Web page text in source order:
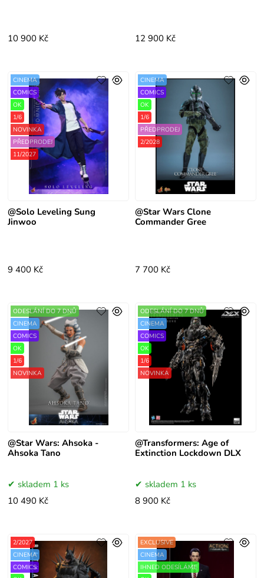
10 900 Kč 12 900 Kč
@Solo Leveling Sung
Jinwoo
CINEMA
COMICS
OK
1/6
NOVINKA
PŘEDPRODEJ
11/2027
9 400 Kč
@Star Wars Clone
Commander Gree
CINEMA
COMICS
OK
1/6
PŘEDPRODEJ
2/2028
7 700 Kč
@Star Wars: Ahsoka -
Ahsoka Tano
ODESLÁNÍ DO 7 DNŮ
CINEMA
COMICS
OK
1/6
NOVINKA
skladem 1 ks
10 490 Kč
@Transformers: Age of
Extinction Lockdown DLX
ODESLÁNÍ DO 7 DNŮ
CINEMA
COMICS
OK
1/6
NOVINKA
skladem 1 ks
8 900 Kč
2/2027
CINEMA
COMICS
EXCLUSIVE
CINEMA
IHNED ODESÍLÁME